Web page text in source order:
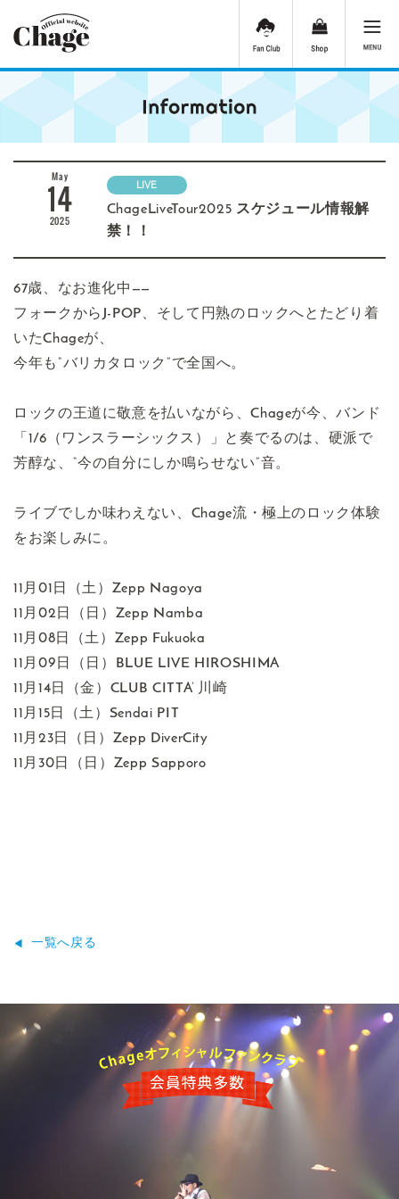
May
14
2025
LIVE
ChageLiveTour2025 スケジュール情報解
禁！！
67歳、なお進化中——
フォークからJ-POP、そして円熟のロックへとたどり着
いたChageが、
今年も“バリカタロック”で全国へ。
ロックの王道に敬意を払いながら、Chageが今、バンド
「1/6（ワンスラーシックス）」と奏でるのは、硬派で
芳醇な、“今の自分にしか鳴らせない”音。
ライブでしか味わえない、Chage流・極上のロック体験
をお楽しみに。
11月01日（土）Zepp Nagoya
11月02日（日）Zepp Namba
11月08日（土）Zepp Fukuoka
11月09日（日）BLUE LIVE HIROSHIMA
11月14日（金）CLUB CITTA’ 川崎
11月15日（土）Sendai PIT
11月23日（日）Zepp DiverCity
11月30日（日）Zepp Sapporo
一覧へ戻る